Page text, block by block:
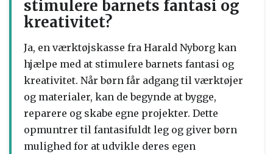
stimulere barnets fantasi og
kreativitet?
Ja, en værktøjskasse fra Harald Nyborg kan
hjælpe med at stimulere barnets fantasi og
kreativitet. Når børn får adgang til værktøjer
og materialer, kan de begynde at bygge,
reparere og skabe egne projekter. Dette
opmuntrer til fantasifuldt leg og giver børn
mulighed for at udvikle deres egen